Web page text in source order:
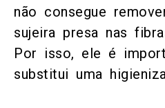
não consegue
sujeira presa nas
Por isso, ele é
substitui uma